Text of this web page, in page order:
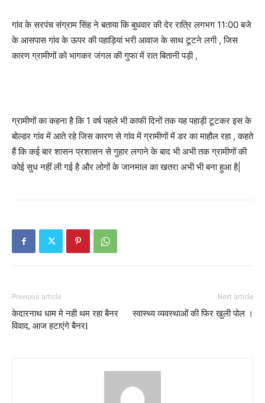
गांव के सरपंच संग्राम सिंह ने बताया कि बुधवार की देर रात्रि लगभग 11:00 बजे
के आसपास गांव के ऊपर की पहाड़ियां भरी आवाज के साथ टूटने लगी , जिस
कारण ग्रामीणों को भागकर जंगल की गुफा में रात बितानी पड़ी ,
ग्रामीणों का कहना है कि 1 वर्ष पहले भी काफी दिनों तक यह पहाड़ी टूटकर इस के
बोल्डर गांव में आते रहे जिस कारण से गांव में ग्रामीणों में डर का माहौल रहा , कहते
हैं कि कई बार शासन प्रशासन से गुहार लगाने के बाद भी अभी तक ग्रामीणों की
कोई सुध नहीं ली गई है और लोगों के जानमाल का खतरा अभी भी बना हुआ है|
Previous article
केदारनाथ धाम मे नही थम रहा बैनर
विवाद, आज हटाएंगे बैनर|
Next article
स्वास्थ्य व्यवस्थाओं की फिर खुली पोल ।